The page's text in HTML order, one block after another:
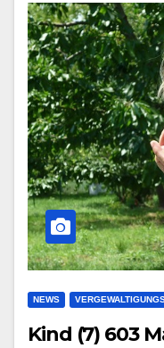
NEWS
Kind (7) 603